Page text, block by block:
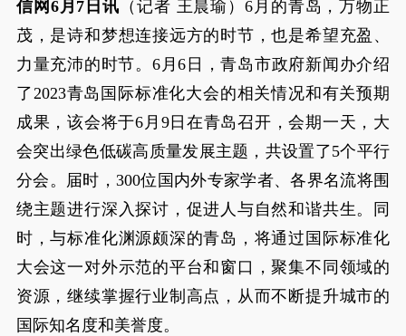
信网6月7日讯 （记者 王晨瑜）6月的青岛，万物正
茂，是诗和梦想连接远方的时节，也是希望充盈、
力量充沛的时节。6月6日，青岛市政府新闻办介绍
了2023青岛国际标准化大会的相关情况和有关预期
成果，该会将于6月9日在青岛召开，会期一天，大
会突出绿色低碳高质量发展主题，共设置了5个平行
分会。届时，300位国内外专家学者、各界名流将围
绕主题进行深入探讨，促进人与自然和谐共生。同
时，与标准化渊源颇深的青岛，将通过国际标准化
大会这一对外示范的平台和窗口，聚集不同领域的
资源，继续掌握行业制高点，从而不断提升城市的
国际知名度和美誉度。